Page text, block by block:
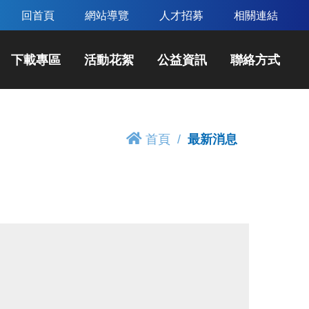
回首頁 網站導覽 人才招募 相關連結
下載專區 活動花絮 公益資訊 聯絡方式
首頁 最新消息